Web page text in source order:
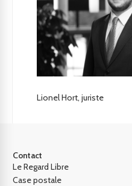
Lionel Hort, juriste
Contact
Le Regard Libre
Case postale